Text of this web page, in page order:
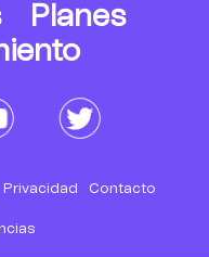
Planes
Privacidad Contacto